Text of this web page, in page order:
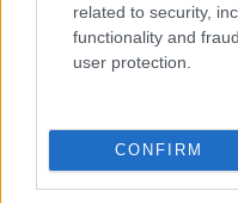
related to security,
functionality and
user protection.
CONFIRM